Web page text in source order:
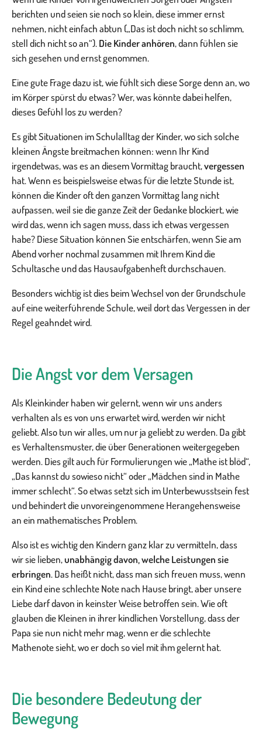
berichten und seien sie noch so klein, diese immer ernst
nehmen, nicht einfach abtun („Das ist doch nicht so schlimm,
stell dich nicht so an“).Die Kinder anhören, dann fühlen sie
sich gesehen und ernst genommen.
Eine gute Frage dazu ist, wie fühlt sich diese Sorge denn an, wo
im Körper spürst du etwas? Wer, was könnte dabei helfen,
dieses Gefühl los zu werden?
Es gibt Situationen im Schulalltag der Kinder, wo sich solche
kleinen Ängste breitmachen können: wenn Ihr Kind
irgendetwas, was es an diesem Vormittag braucht,vergessen
hat. Wenn es beispielsweise etwas für die letzte Stunde ist,
können die Kinder oft den ganzen Vormittag lang nicht
aufpassen, weil sie die ganze Zeit der Gedanke blockiert, wie
wird das, wenn ich sagen muss, dass ich etwas vergessen
habe? Diese Situation können Sie entschärfen, wenn Sie am
Abend vorher nochmal zusammen mit Ihrem Kind die
Schultasche und das Hausaufgabenheft durchschauen.
Besonders wichtig ist dies beim Wechsel von der Grundschule
auf eine weiterführende Schule, weil dort das Vergessen in der
Regel geahndet wird.
Die Angst vor dem Versagen
Als Kleinkinder haben wir gelernt, wenn wir uns anders
verhalten als es von uns erwartet wird, werden wir nicht
geliebt. Also tun wir alles, um nur ja geliebt zu werden. Da gibt
es Verhaltensmuster, die über Generationen weitergegeben
werden. Dies gilt auch für Formulierungen wie „Mathe ist blöd“,
„Das kannst du sowieso nicht“ oder „Mädchen sind in Mathe
immer schlecht“. So etwas setzt sich im Unterbewusstsein fest
und behindert die unvoreingenommene Herangehensweise
an ein mathematisches Problem.
Also ist es wichtig den Kindern ganz klar zu vermitteln, dass
wir sie lieben,unabhängig davon, welche Leistungen sie
erbringen. Das heißt nicht, dass man sich freuen muss, wenn
ein Kind eine schlechte Note nach Hause bringt, aber unsere
Liebe darf davon in keinster Weise betroffen sein. Wie oft
glauben die Kleinen in ihrer kindlichen Vorstellung, dass der
Papa sie nun nicht mehr mag, wenn er die schlechte
Mathenote sieht, wo er doch so viel mit ihm gelernt hat.
Die besondere Bedeutung der
Bewegung